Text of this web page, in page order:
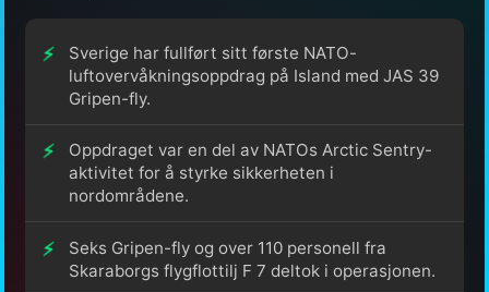
Sverige har fullført sitt første NATO-
luftovervåkningsoppdrag på Island med JAS 39
Gripen-fly.
Oppdraget var en del av NATOs Arctic Sentry-
aktivitet for å styrke sikkerheten i
nordområdene.
Seks Gripen-fly og over 110 personell fra
Skaraborgs flygflottilj F 7 deltok i operasjonen.